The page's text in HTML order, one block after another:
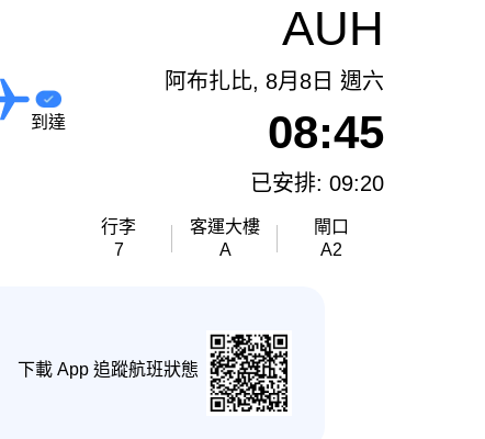
到達
AUH
阿布扎比, 8月8日 週六
08:45
已安排: 09:20
行李
7
客運大樓
A
閘口
A2
下載 App 追蹤航班狀態